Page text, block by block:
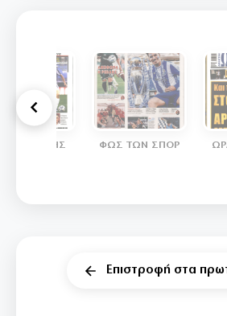
ΦΩΣ ΤΩΝ ΣΠΟΡ
Επιστροφή στα